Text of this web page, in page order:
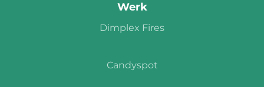
Werk
Dimplex Fires
Candyspot